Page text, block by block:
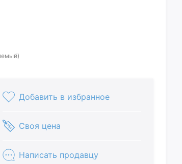
Добавить в избранное
Своя цена
Написать продавцу